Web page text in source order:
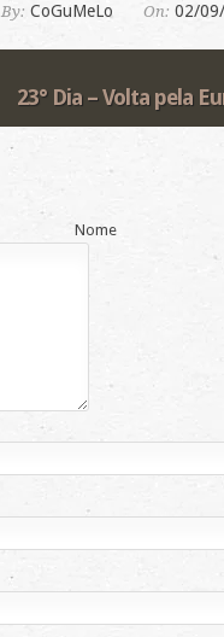
On: 02/
By: CoGuMeLo
23° Dia – Volta pela
Nome